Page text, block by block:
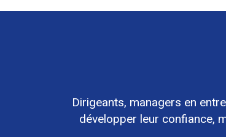
Dirigeants, managers en
développer leur confiance,